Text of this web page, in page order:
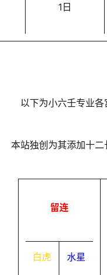
1日
以下为小六壬专业
本站独创为其添加十二
留连
白虎 水星